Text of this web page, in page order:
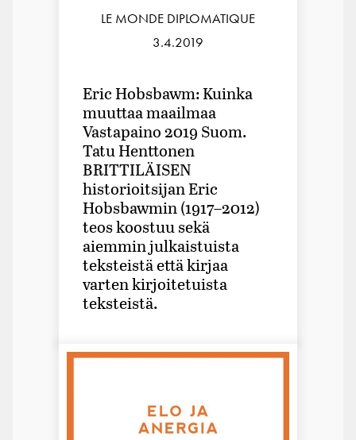
LE MONDE DIPLOMATIQUE
3.4.2019
Eric Hobsbawm: Kuinka
muuttaa maailmaa
Vastapaino 2019 Suom.
Tatu Henttonen
BRITTILÄISEN
historioitsijan Eric
Hobsbawmin (1917–2012)
teos koostuu sekä
aiemmin julkaistuista
teksteistä että kirjaa
varten kirjoitetuista
teksteistä.